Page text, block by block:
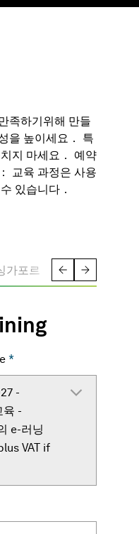
족하기위해 만들
을 높이세요． 특
지 마세요． 예약
교육 과정은 사용
있습니다．
가포르
*
-
육 -
e-러닝
VAT if